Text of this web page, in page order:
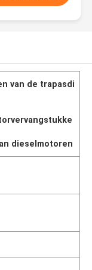
van de trapasdi
dieselmotoren